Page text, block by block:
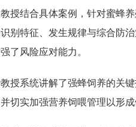
授结合具体案例，针对蜜蜂
别特征、发生规律与综合防
了风险应对能力。
授系统讲解了强蜂饲养的关
切实加强营养饲喂管理以形